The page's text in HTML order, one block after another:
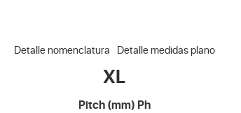
Detalle nomenclatura Detalle medidas plano
XL
Pitch (mm) Ph